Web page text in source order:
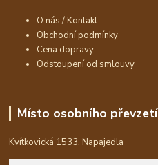
O nás / Kontakt
Obchodní podmínky
Cena dopravy
Odstoupení od smlouvy
Místo osobního převzetí
Kvítkovická 1533, Napajedla